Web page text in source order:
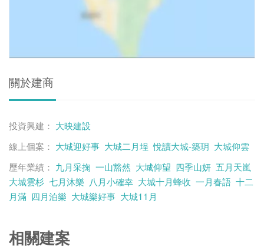
關於建商
投資興建： 大映建設
線上個案： 大城迎好事 大城二月埕 悅讀大城-築玥 大城仰雲
歷年業績： 九月采掬 一山豁然 大城仰望 四季山妍 五月天嵐
大城雲杉 七月沐樂 八月小確幸 大城十月蜂收 一月春語 十二
月滿 四月泊樂 大城樂好事 大城11月
相關建案